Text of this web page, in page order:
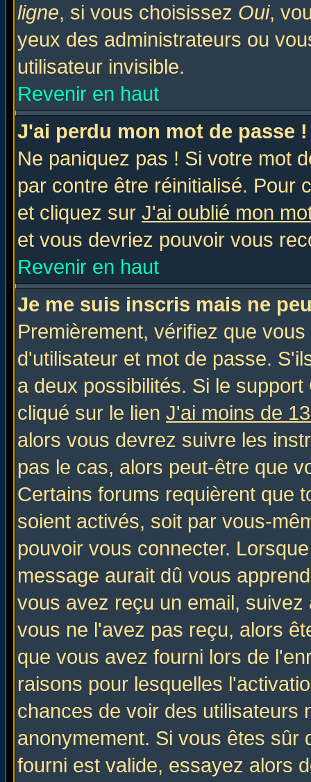
ligne, si vous choisissez Oui,
yeux des administrateurs ou
utilisateur invisible.
Revenir en haut
J'ai perdu mon mot de passe !
Ne paniquez pas ! Si votre mot
par contre être réinitialisé. Pour
et cliquez sur J'ai oublié mon
et vous devriez pouvoir vous
Revenir en haut
Je me suis inscris mais ne
Premièrement, vérifiez que
d'utilisateur et mot de passe.
a deux possibilités. Si le
cliqué sur le lien J'ai moins de
alors vous devrez suivre les
pas le cas, alors peut-être que
Certains forums requièrent que
soient activés, soit par vous-
pouvoir vous connecter.
message aurait dû vous
vous avez reçu un email,
vous ne l'avez pas reçu, alors
que vous avez fourni lors de
raisons pour lesquelles
chances de voir des utilisateurs
anonymement. Si vous êtes sûr
fourni est valide, essayez alors